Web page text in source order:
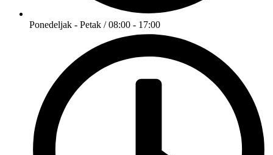
Ponedeljak - Petak / 08:00 - 17:00